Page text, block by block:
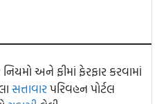
નિયમો અને ફીમાં ફેરફાર કરવામાં
સત્તાવારપરિવહન પોર્ટલ